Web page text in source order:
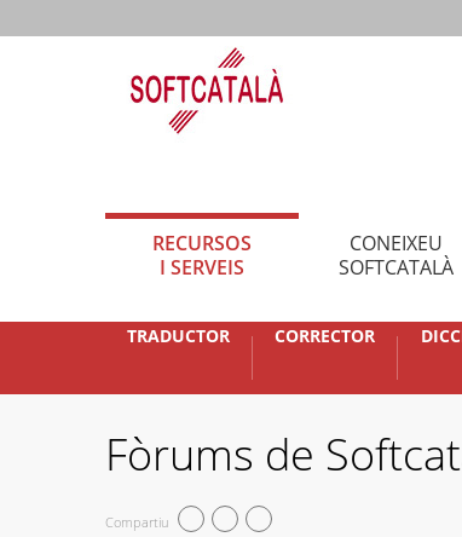
RECURSOS
I SERVEIS
CONEIXEU
SOFTCATALÀ
TRADUCTOR CORRECTOR
Fòrums de
Compartiu